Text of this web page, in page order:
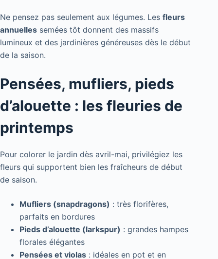
Ne pensez pas seulement aux légumes. Les fleurs
annuelles semées tôt donnent des massifs
lumineux et des jardinières généreuses dès le début
de la saison.
Pensées, mufliers, pieds
d’alouette : les fleuries de
printemps
Pour colorer le jardin dès avril-mai, privilégiez les
fleurs qui supportent bien les fraîcheurs de début
de saison.
Mufliers (snapdragons) : très florifères,
parfaits en bordures
Pieds d’alouette (larkspur) : grandes hampes
florales élégantes
Pensées et violas : idéales en pot et en